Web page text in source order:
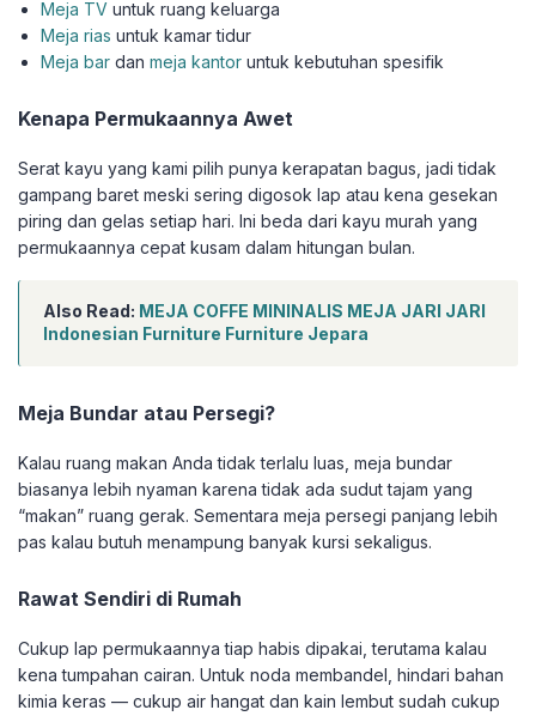
Meja TV untuk ruang keluarga
Meja rias untuk kamar tidur
Meja bar danmeja kantor untuk kebutuhan spesifik
Kenapa Permukaannya Awet
Serat kayu yang kami pilih punya kerapatan bagus, jadi tidak
gampang baret meski sering digosok lap atau kena gesekan
piring dan gelas setiap hari. Ini beda dari kayu murah yang
permukaannya cepat kusam dalam hitungan bulan.
Also Read: MEJA COFFE MININALIS MEJA JARI JARI
Indonesian Furniture Furniture Jepara
Meja Bundar atau Persegi?
Kalau ruang makan Anda tidak terlalu luas, meja bundar
biasanya lebih nyaman karena tidak ada sudut tajam yang
“makan” ruang gerak. Sementara meja persegi panjang lebih
pas kalau butuh menampung banyak kursi sekaligus.
Rawat Sendiri di Rumah
Cukup lap permukaannya tiap habis dipakai, terutama kalau
kena tumpahan cairan. Untuk noda membandel, hindari bahan
kimia keras — cukup air hangat dan kain lembut sudah cukup